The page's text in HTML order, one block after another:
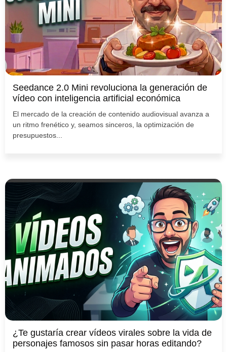
Seedance 2.0 Mini revoluciona la generación de
vídeo con inteligencia artificial económica
El mercado de la creación de contenido audiovisual avanza a
un ritmo frenético y, seamos sinceros, la optimización de
presupuestos...
¿Te gustaría crear vídeos virales sobre la vida de
personajes famosos sin pasar horas editando?